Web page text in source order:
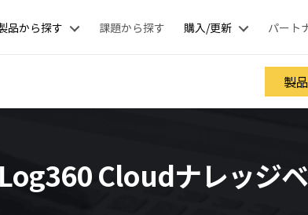
品から探す 課題から探す 購入/更新 パート
製
Log360 Cloudナレッジ